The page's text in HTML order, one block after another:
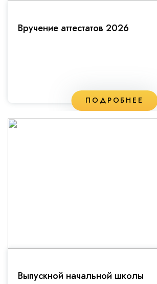
Вручение аттестатов 2026
ПОДРОБНЕЕ
Выпускной начальной школы